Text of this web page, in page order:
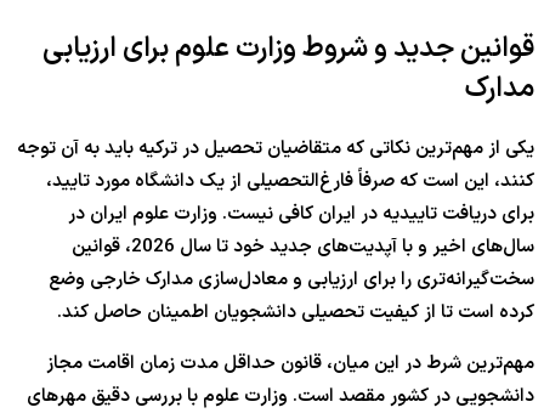
قوانین جدید و شروط وزارت علوم برای ارزیابی
مدارک
یکی از مهم‌ترین نکاتی که متقاضیان تحصیل در ترکیه باید به آن توجه
کنند، این است که صرفاً فارغ‌التحصیلی از یک دانشگاه مورد تایید،
برای دریافت تاییدیه در ایران کافی نیست. وزارت علوم ایران در
سال‌های اخیر و با آپدیت‌های جدید خود تا سال 2026، قوانین
سخت‌گیرانه‌تری را برای ارزیابی و معادل‌سازی مدارک خارجی وضع
کرده است تا از کیفیت تحصیلی دانشجویان اطمینان حاصل کند.
مهم‌ترین شرط در این میان، قانون حداقل مدت زمان اقامت مجاز
دانشجویی در کشور مقصد است. وزارت علوم با بررسی دقیق مهرهای